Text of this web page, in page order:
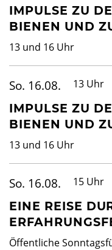
IMPULSE ZU
BIENEN UND
13 und 16 Uhr
So. 16.08. 13 Uhr
IMPULSE ZU
BIENEN UND
13 und 16 Uhr
So. 16.08. 15 Uhr
EINE REISE
Öffentliche